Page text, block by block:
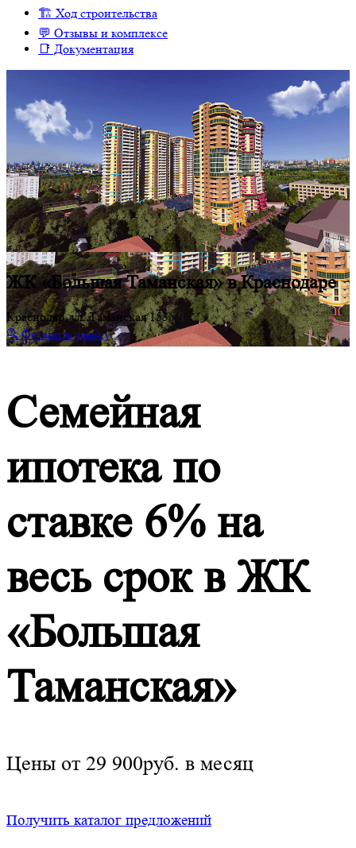
🏗 Ход строительства
💬 Отзывы и комплексе
📑 Документация
ЖК «Большая Таманская» в Краснодаре
Краснодар, ул. Таманская 153
🔍 Оставить заявку
Семейная
ипотека по
ставке 6% на
весь срок в ЖК
«Большая
Таманская»
Цены от 29 900руб. в месяц
Получить каталог предложений